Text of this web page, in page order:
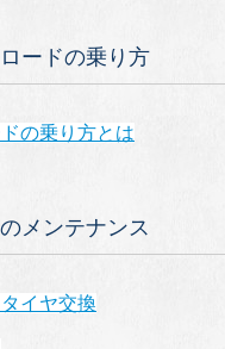
ードの乗り方
の乗り方とは
メンテナンス
イヤ交換